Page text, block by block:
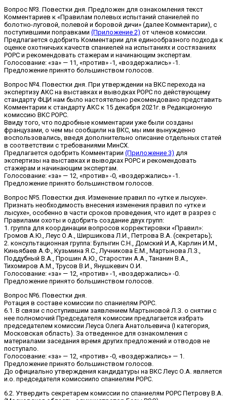
Вопрос №3. Повестки дня. Предложен для ознакомления текст
Комментариев к «Правилам полевых испытаний спаниелей по
болотно-луговой, полевой и боровой дичи» (далее Комментарии), с
поступившими поправками (Приложение 2) от членов комиссии.
Предлагается одобрить Комментарии для единообразного подхода к
оценке охотничьих качеств спаниелей на испытаниях и состязаниях
РОРС и рекомендовать стажерам и начинающим экспертам.
Голосование: «за» — 11, «против» -1, «воздержались» -1.
Предложение принято большинством голосов.
Вопрос №4. Повестки дня. При утверждении на ВКС перехода на
экспертизу АКС на выставках и выводках РОРС по действующему
стандарту ФЦИ нам было настоятельно рекомендовано представить
Комментарии к стандарту АКС к 15 декабря 2021г. в Редакционную
комиссию ВКС РОРС.
Ввиду того, что подробные комментарии уже были созданы
французами, о чем мы сообщили на ВКС, мы ими вынужденно
воспользовались, введя дополнительно описание отдельных статей
в соответствии с требованиями МинСХ.
Предлагается одобрить Комментарии (Приложение 3) для
экспертизы на выставках и выводках РОРС и рекомендовать
стажерам и начинающим экспертам.
Голосование: «за» — 12, «против» -0, «воздержались» -1.
Предложение принято большинством голосов.
Вопрос №5. Повестки дня. Изменение правил по «утке и лысухе».
Признать необходимость внесения изменения правил по «утке и
лысухе», особенно в части сроков проведения, что идет в разрез с
Правилами охоты и одобрить создание двух групп:
1. группа для координации вопросов корректировки «Правил»:
Громов А.Ю., Леус О.А., Ширшикова Л.И., Петрова В.А. (секретарь);
2. консультационная группа: Булыгин С.Н., Домский И.А, Карлин И.М.,
Киньябаев А.Ф., Кузьмина Я.С., Лучникова Е.М., Мартынова Л.З.,
Поддубный В.А., Прошин А.Ю., Старостин А.А., Тананин В.А.,
Тихомиров А.М., Трусов В.И., Янушкевич О.И.
Голосование: «за» — 12, «против» -1, «воздержались» -0.
Предложение принято большинством голосов.
Вопрос №6. Повестки дня.
Ротация в составе комиссии по спаниелям РОРС.
6.1. В связи с поступившим заявлением Мартыновой Л.З. о снятии с
нее полномочий Председателя комиссии предлагается избрать
председателем комиссии Леуса Олега Анатольевича (I категория,
Московская область). За отведенное для ознакомления с
материалами заседания время других предложений и отводов не
поступало.
Голосование: «за» — 12, «против» -0, «воздержались» — 1.
Предложение принято большинством голосов.
До официально утверждения кандидатуры на ВКС Леус О.А. является
и.о. председателя комиссиипо спаниелям РОРС.
6.2. Утвердить секретарем комиссии по спаниелям РОРС Петрову В.А.